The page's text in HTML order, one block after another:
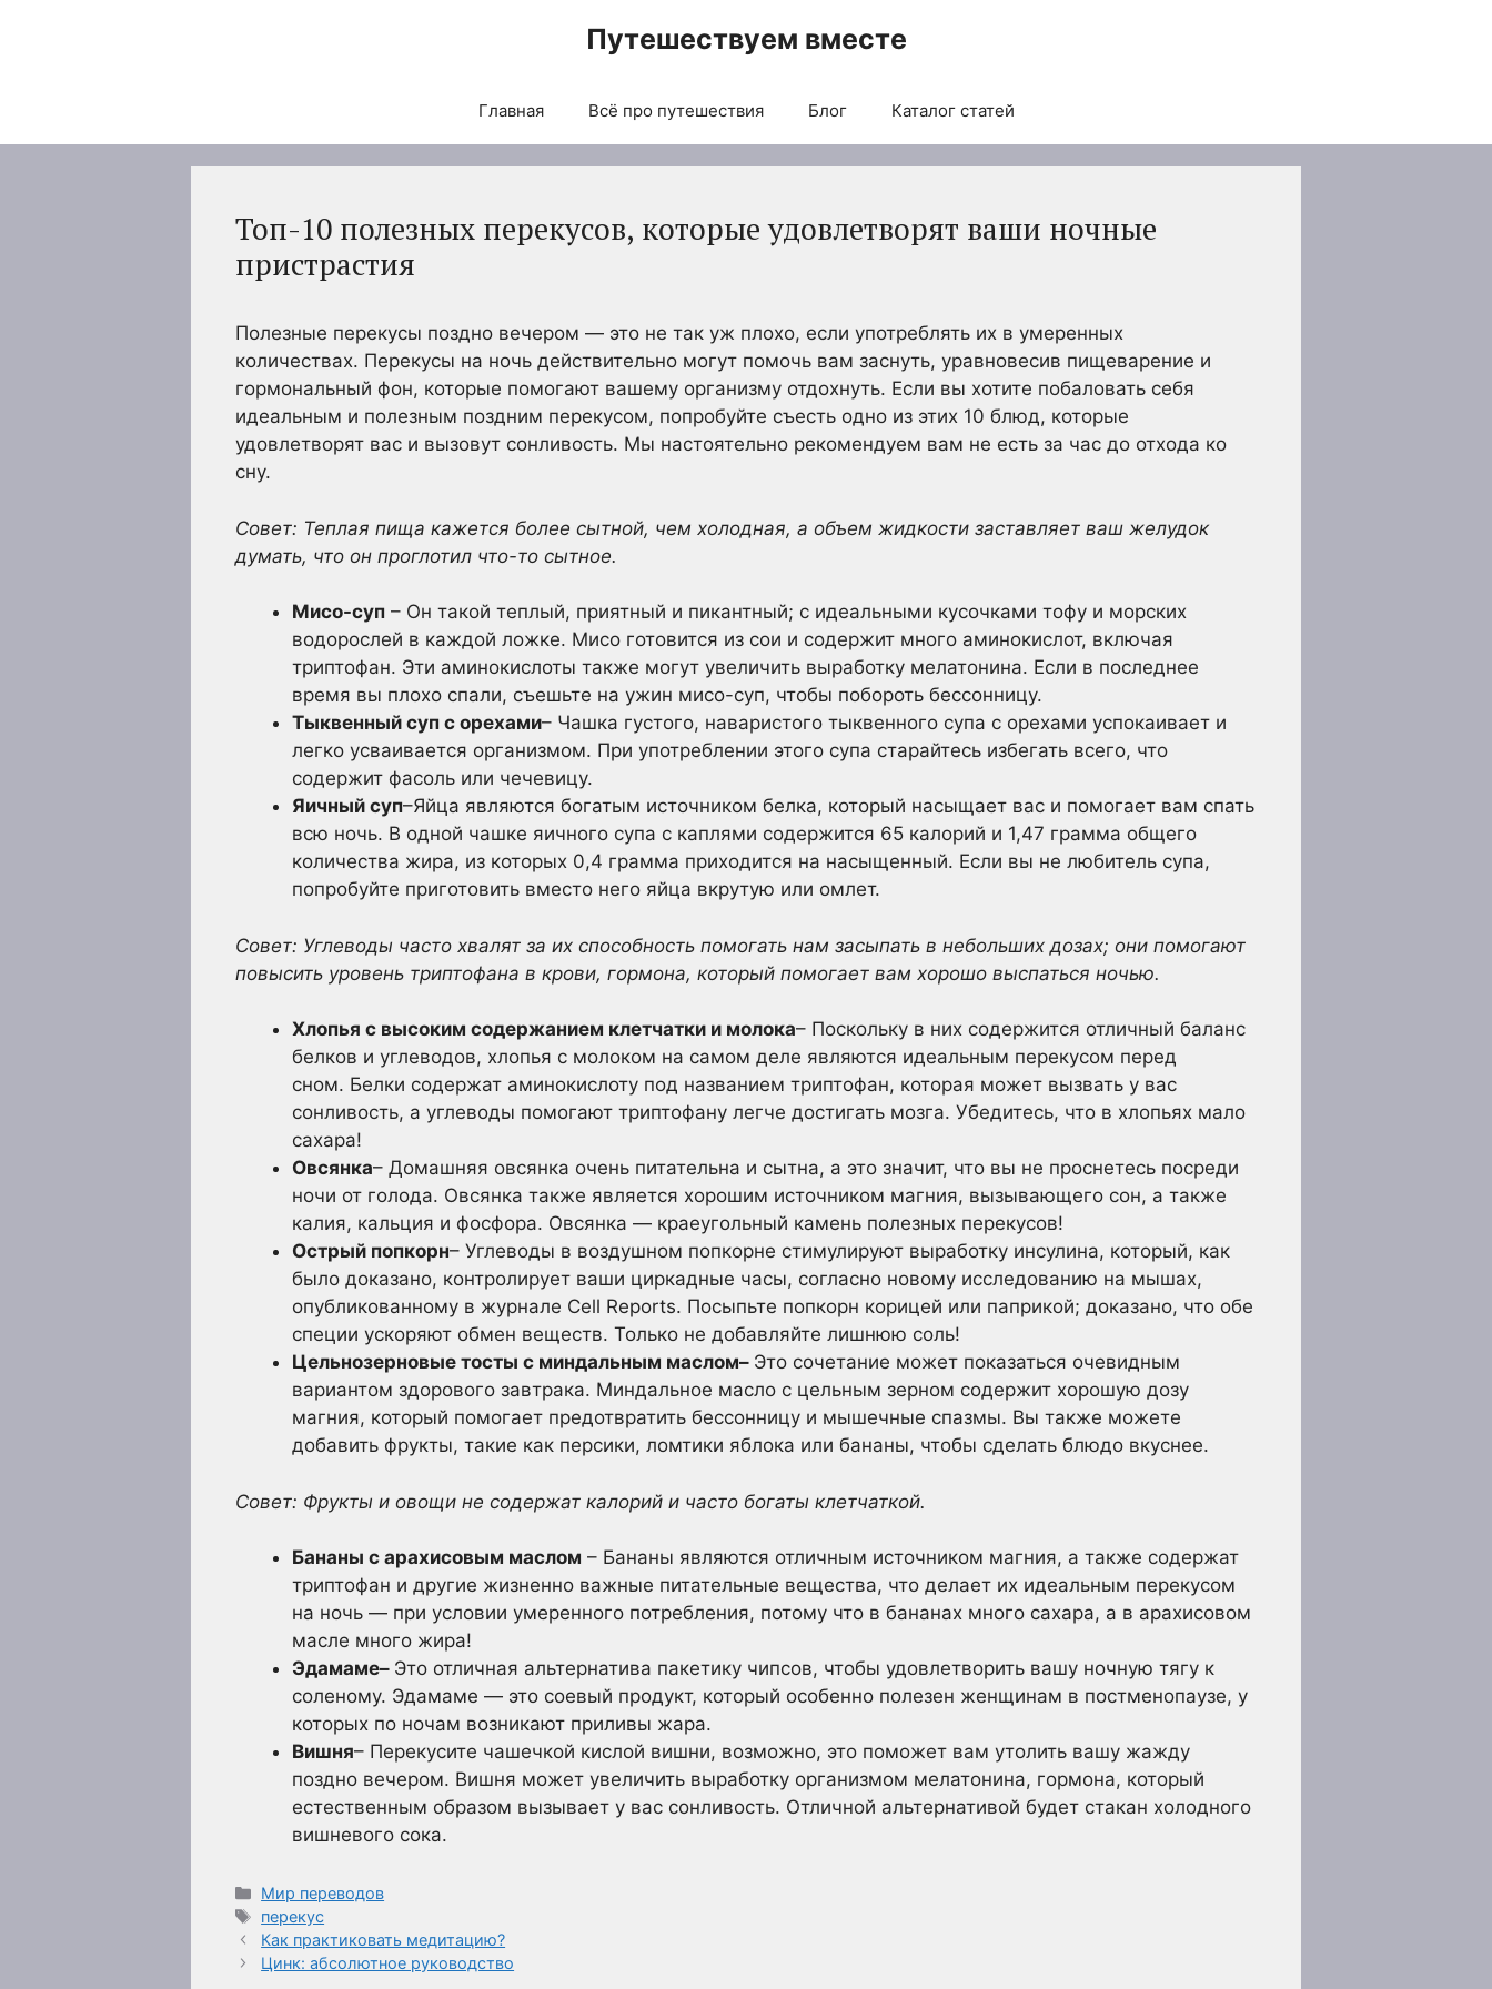
Путешествуем вместе
Главная Всё про путешествия Блог Каталог статей
Топ-10 полезных перекусов, которые удовлетворят ваши ночные
пристрастия
Полезные перекусы поздно вечером — это не так уж плохо, если употреблять их в умеренных
количествах. Перекусы на ночь действительно могут помочь вам заснуть, уравновесив пищеварение и
гормональный фон, которые помогают вашему организму отдохнуть. Если вы хотите побаловать себя
идеальным и полезным поздним перекусом, попробуйте съесть одно из этих 10 блюд, которые
удовлетворят вас и вызовут сонливость. Мы настоятельно рекомендуем вам не есть за час до отхода ко
сну.
Совет: Теплая пища кажется более сытной, чем холодная, а объем жидкости заставляет ваш желудок
думать, что он проглотил что-то сытное.
Мисо-суп – Он такой теплый, приятный и пикантный; с идеальными кусочками тофу и морских
водорослей в каждой ложке. Мисо готовится из сои и содержит много аминокислот, включая
триптофан. Эти аминокислоты также могут увеличить выработку мелатонина. Если в последнее
время вы плохо спали, съешьте на ужин мисо-суп, чтобы побороть бессонницу.
Тыквенный суп с орехами– Чашка густого, наваристого тыквенного супа с орехами успокаивает и
легко усваивается организмом. При употреблении этого супа старайтесь избегать всего, что
содержит фасоль или чечевицу.
Яичный суп–Яйца являются богатым источником белка, который насыщает вас и помогает вам спать
всю ночь. В одной чашке яичного супа с каплями содержится 65 калорий и 1,47 грамма общего
количества жира, из которых 0,4 грамма приходится на насыщенный. Если вы не любитель супа,
попробуйте приготовить вместо него яйца вкрутую или омлет.
Совет: Углеводы часто хвалят за их способность помогать нам засыпать в небольших дозах; они помогают
повысить уровень триптофана в крови, гормона, который помогает вам хорошо выспаться ночью.
Хлопья с высоким содержанием клетчатки и молока– Поскольку в них содержится отличный баланс
белков и углеводов, хлопья с молоком на самом деле являются идеальным перекусом перед
сном. Белки содержат аминокислоту под названием триптофан, которая может вызвать у вас
сонливость, а углеводы помогают триптофану легче достигать мозга. Убедитесь, что в хлопьях мало
сахара!
Овсянка– Домашняя овсянка очень питательна и сытна, а это значит, что вы не проснетесь посреди
ночи от голода. Овсянка также является хорошим источником магния, вызывающего сон, а также
калия, кальция и фосфора. Овсянка — краеугольный камень полезных перекусов!
Острый попкорн– Углеводы в воздушном попкорне стимулируют выработку инсулина, который, как
было доказано, контролирует ваши циркадные часы, согласно новому исследованию на мышах,
опубликованному в журнале Cell Reports. Посыпьте попкорн корицей или паприкой; доказано, что обе
специи ускоряют обмен веществ. Только не добавляйте лишнюю соль!
Цельнозерновые тосты с миндальным маслом– Это сочетание может показаться очевидным
вариантом здорового завтрака. Миндальное масло с цельным зерном содержит хорошую дозу
магния, который помогает предотвратить бессонницу и мышечные спазмы. Вы также можете
добавить фрукты, такие как персики, ломтики яблока или бананы, чтобы сделать блюдо вкуснее.
Совет: Фрукты и овощи не содержат калорий и часто богаты клетчаткой.
Бананы с арахисовым маслом – Бананы являются отличным источником магния, а также содержат
триптофан и другие жизненно важные питательные вещества, что делает их идеальным перекусом
на ночь — при условии умеренного потребления, потому что в бананах много сахара, а в арахисовом
масле много жира!
Эдамаме– Это отличная альтернатива пакетику чипсов, чтобы удовлетворить вашу ночную тягу к
соленому. Эдамаме — это соевый продукт, который особенно полезен женщинам в постменопаузе, у
которых по ночам возникают приливы жара.
Вишня– Перекусите чашечкой кислой вишни, возможно, это поможет вам утолить вашу жажду
поздно вечером. Вишня может увеличить выработку организмом мелатонина, гормона, который
естественным образом вызывает у вас сонливость. Отличной альтернативой будет стакан холодного
вишневого сока.
Рубрики
Мир переводов
Метки
перекус
Как практиковать медитацию?
Цинк: абсолютное руководство